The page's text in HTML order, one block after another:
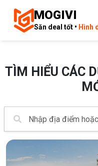
MOGIVI
Săn deal tốt • Hình
TÌM HIỂU CÁC